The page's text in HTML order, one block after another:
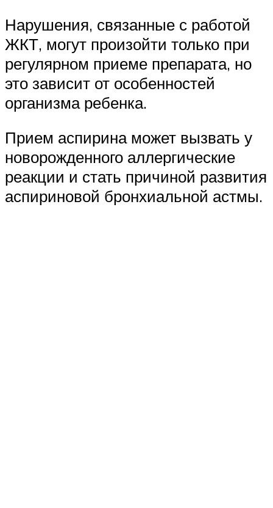
Нарушения, связанные с работой
ЖКТ, могут произойти только при
регулярном приеме препарата, но
это зависит от особенностей
организма ребенка.
Прием аспирина может вызвать у
новорожденного аллергические
реакции и стать причиной развития
аспириновой бронхиальной астмы.